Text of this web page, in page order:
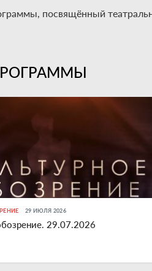
посвящённый
29 ИЮЛЯ 2026
29.07.2026